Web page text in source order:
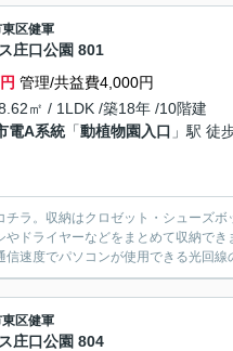
区健軍
庄口公園 801
管理/共益費4,000円
㎡ / 1LDK /築18年 /10階建
電A系統「動植物園入口 」駅 徒
ラ。収納はクロゼット・シューズ
ドライヤーなどをまとめて収納で
速度でパソコンが使用できる光回
区健軍
庄口公園 804